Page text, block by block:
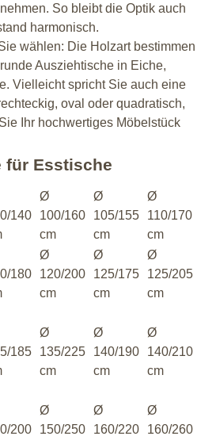
So bleibt die Optik auch
harmonisch.
wählen: Die Holzart bestimmen
Ausziehtische in Eiche,
Vielleicht spricht Sie auch eine
oval oder quadratisch,
Ihr hochwertiges Möbelstück
für Esstische
140
Ø
100/160
cm
Ø
105/155
cm
Ø
110/170
cm
180
Ø
120/200
cm
Ø
125/175
cm
Ø
125/205
cm
185
Ø
135/225
cm
Ø
140/190
cm
Ø
140/210
cm
200
Ø
150/250
Ø
160/220
Ø
160/260